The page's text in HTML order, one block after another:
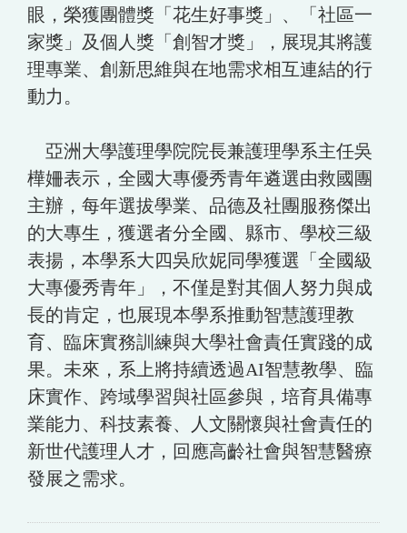
眼，榮獲團體獎「花生好事獎」、「社區一
家獎」及個人獎「創智才獎」，展現其將護
理專業、創新思維與在地需求相互連結的行
動力。
亞洲大學護理學院院長兼護理學系主任吳
樺姍表示，全國大專優秀青年遴選由救國團
主辦，每年選拔學業、品德及社團服務傑出
的大專生，獲選者分全國、縣市、學校三級
表揚，本學系大四吳欣妮同學獲選「全國級
大專優秀青年」，不僅是對其個人努力與成
長的肯定，也展現本學系推動智慧護理教
育、臨床實務訓練與大學社會責任實踐的成
果。未來，系上將持續透過AI智慧教學、臨
床實作、跨域學習與社區參與，培育具備專
業能力、科技素養、人文關懷與社會責任的
新世代護理人才，回應高齡社會與智慧醫療
發展之需求。